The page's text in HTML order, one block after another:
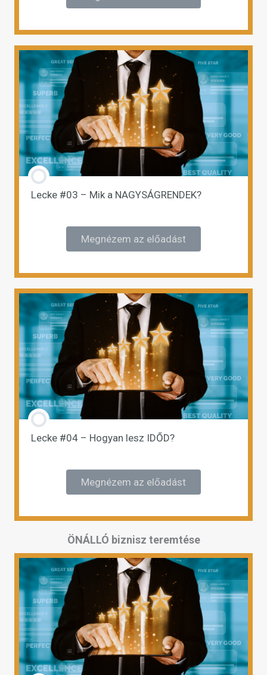
Lecke #03 – Mik a NAGYSÁGRENDEK?
Megnézem az előadást
Lecke #04 – Hogyan lesz IDŐD?
Megnézem az előadást
ÖNÁLLÓ biznisz teremtése